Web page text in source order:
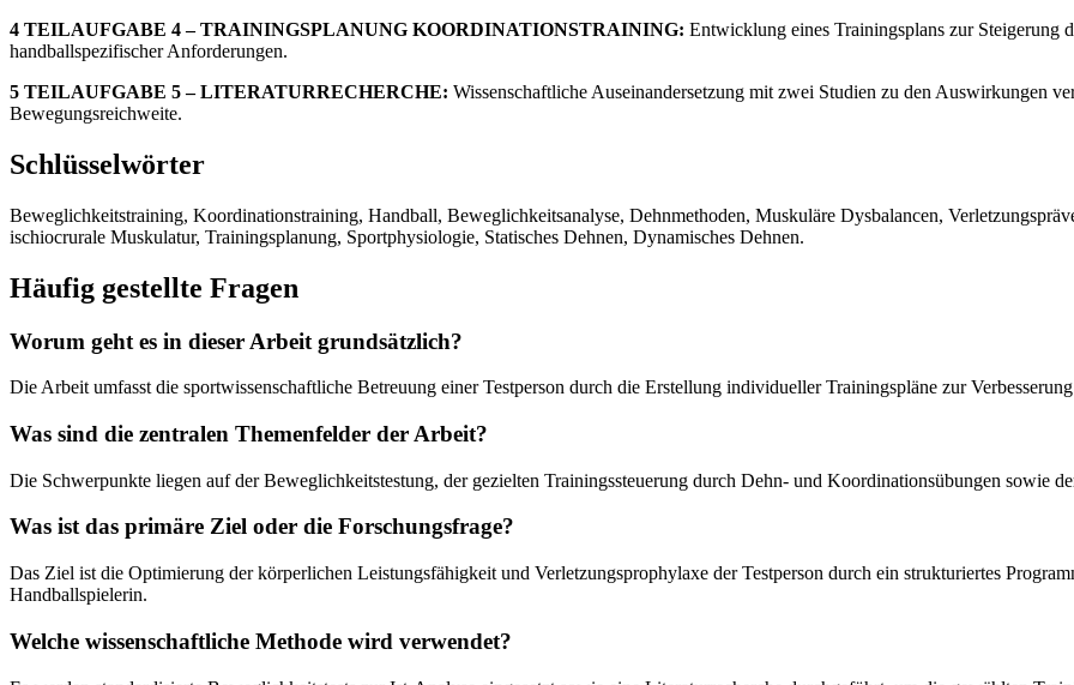
4 TEILAUFGABE 4 – TRAININGSPLANUNG KOORDINATIONSTRAINING: Entwicklung eines Trainingsplans zur
handballspezifischer Anforderungen.
5 TEILAUFGABE 5 – LITERATURRECHERCHE: Wissenschaftliche Auseinandersetzung mit zwei Studien zu den Auswirkungen
Bewegungsreichweite.
Schlüsselwörter
Beweglichkeitstraining, Koordinationstraining, Handball, Beweglichkeitsanalyse, Dehnmethoden, Muskuläre Dysbalancen,
ischiocrurale Muskulatur, Trainingsplanung, Sportphysiologie, Statisches Dehnen, Dynamisches Dehnen.
Häufig gestellte Fragen
Worum geht es in dieser Arbeit grundsätzlich?
Die Arbeit umfasst die sportwissenschaftliche Betreuung einer Testperson durch die Erstellung individueller Trainingspläne zur
Was sind die zentralen Themenfelder der Arbeit?
Die Schwerpunkte liegen auf der Beweglichkeitstestung, der gezielten Trainingssteuerung durch Dehn- und Koordinationsübungen sowie
Was ist das primäre Ziel oder die Forschungsfrage?
Das Ziel ist die Optimierung der körperlichen Leistungsfähigkeit und Verletzungsprophylaxe der Testperson durch ein strukturiertes
Handballspielerin.
Welche wissenschaftliche Methode wird verwendet?